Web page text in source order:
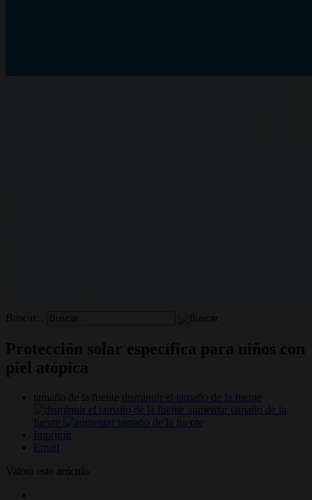
Buscar...
Protección solar específica para niños con
piel atópica
tamaño de la fuente disminuir el tamaño de la fuente
aumentar tamaño de la
fuente
Imprimir
Email
Valora este artículo